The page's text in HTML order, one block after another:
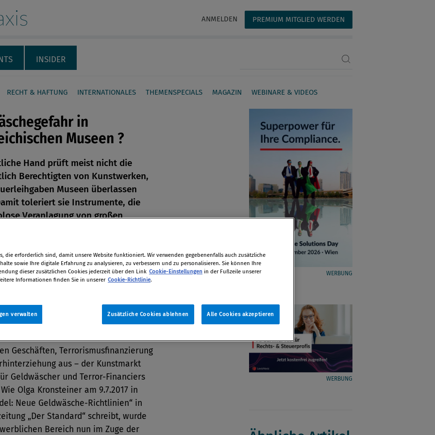
ANMELDEN PREMIUM MITGLIED WERDEN
INSIDER
RECHT & HAFTUNG INTERNATIONALES THEMENSPECIALS MAGAZIN WEBINARE & VIDEOS
in
Museen ?
Hand prüft meist nicht die
Berechtigten von Kunstwerken,
Museen überlassen
toleriert sie Instrumente, die
Veranlagung von großen
Bojankin
Jahren wurden die Kontrollen
Geschäften, Terrorismusfinanzierung
aus – der Kunstmarkt
Geldwäscher und Terror-Financiers
Wie Olga Kronsteiner am 9.7.2017 in
Neue Geldwäsche-Richtlinien“ in
„Der Standard“ schreibt, wurde
Bereich nun im Zuge der
WERBUNG
WERBUNG
die erforderlich sind, damit unsere Website funktioniert. Wir verwenden gegebenenfalls auch zusätzliche
sowie Ihre digitale Erfahrung zu analysieren, zu verbessern und zu personalisieren. Sie können Ihre
dieser zusätzlichen Cookies jederzeit über den Link Cookie-Einstellungen in der Fußzeile unserer
Informationen finden Sie in unserer Cookie-Richtlinie.
Zusätzliche Cookies ablehnen Alle Cookies akzeptieren
verwalten